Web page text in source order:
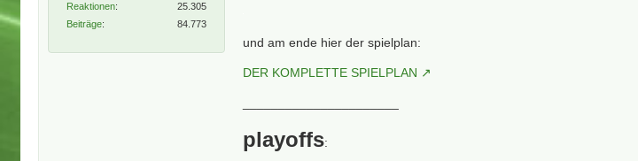
Reaktionen
25.305
Beiträge
84.773
und am ende hier der spielplan:
DER KOMPLETTE SPIELPLAN
playoffs: